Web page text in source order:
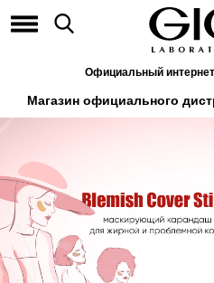
Официальный
Магазин официального